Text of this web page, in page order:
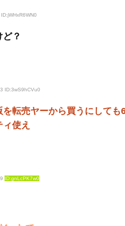
？
ID:3wS9hCVu0
転売ヤーから買うにしても
使え
ID:gnLcPK7w0